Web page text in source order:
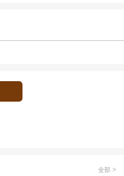
全部 >